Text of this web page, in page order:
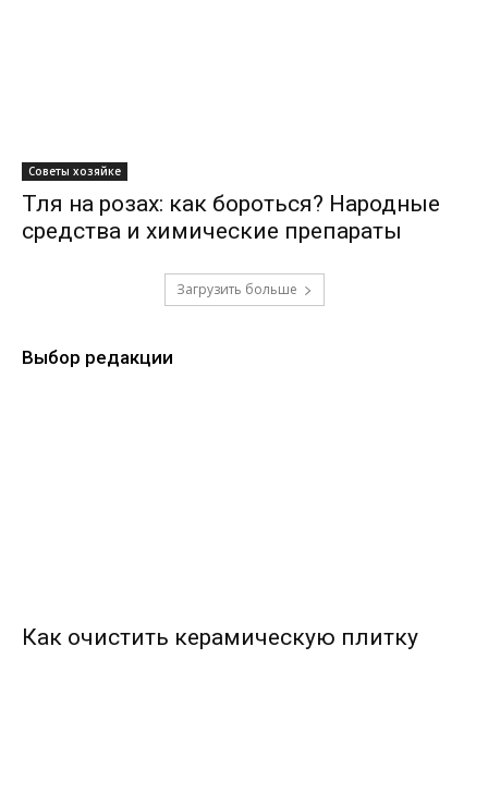
Советы хозяйке
Тля на розах: как бороться? Народные
средства и химические препараты
Загрузить больше
Выбор редакции
Как очистить керамическую плитку